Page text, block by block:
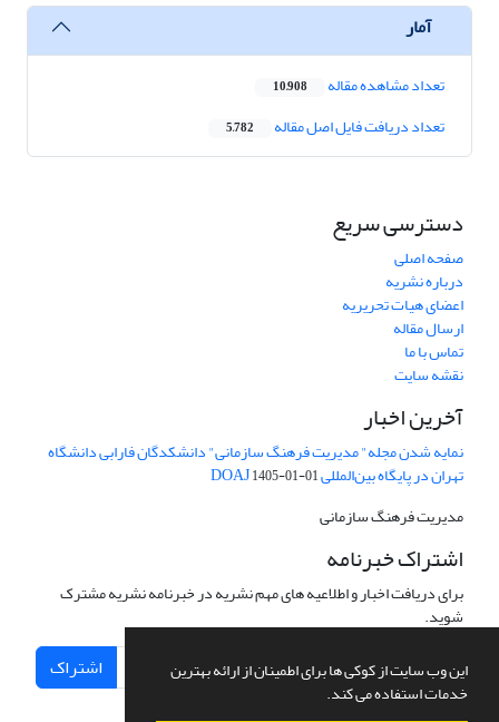
این وب سایت از کوکی ها برای اطمینان از ارائه بهترین
خدمات استفاده می کند.
آمار
تعداد مشاهده مقاله 10,908
تعداد دریافت فایل اصل مقاله 5,782
دسترسی سریع
صفحه اصلی
درباره نشریه
اعضای هیات تحریریه
ارسال مقاله
تماس با ما
نقشه سایت
آخرین اخبار
نمایه شدن مجله" مدیریت فرهنگ سازمانی" دانشکدگان فارابی دانشگاه
تهران در پایگاه بین‌المللی DOAJ1405-01-01
مدیریت فرهنگ سازمانی
اشتراک خبرنامه
برای دریافت اخبار و اطلاعیه های مهم نشریه در خبرنامه نشریه مشترک
شوید.
اشتراک